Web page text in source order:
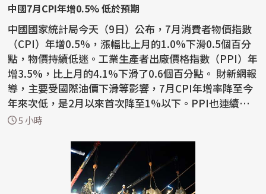
中國7月CPI年增0.5% 低於預期
中國國家統計局今天（9日）公布，7月消費者物價指數
（CPI）年增0.5%，漲幅比上月的1.0%下滑0.5個百分
點，物價持續低迷。工業生產者出廠價格指數（PPI）年
增3.5%，比上月的4.1%下滑了0.6個百分點。 財新網報
導，主要受國際油價下滑等影響，7月CPI年增率降至今
年來次低，是2月以來首次降至1%以下。PPI也連續兩
月出現月...
5 小時